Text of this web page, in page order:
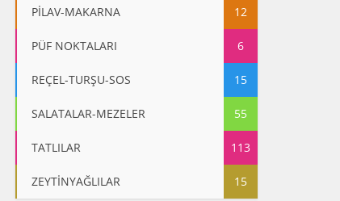
PİLAV-MAKARNA 12
PÜF NOKTALARI 6
REÇEL-TURŞU-SOS 15
SALATALAR-MEZELER 55
TATLILAR 113
ZEYTİNYAĞLILAR 15